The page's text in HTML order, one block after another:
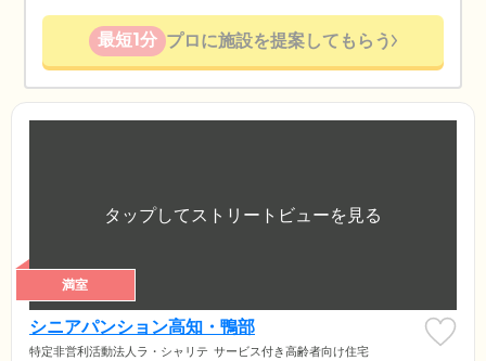
最短1分 プロに施設を提案してもらう
満室
シニアパンション高知・鴨部
特定非営利活動法人ラ・シャリテ サービス付き高齢者向け住宅